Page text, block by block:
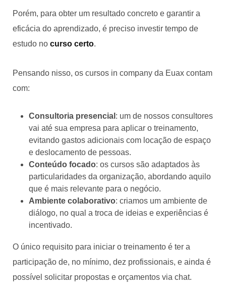
Porém, para obter um resultado concreto e garantir a
eficácia do aprendizado, é preciso investir tempo de
estudo no curso certo.
Pensando nisso, os cursos in company da Euax contam
com:
Consultoria presencial : um de nossos consultores
vai até sua empresa para aplicar o treinamento,
evitando gastos adicionais com locação de espaço
e deslocamento de pessoas.
Conteúdo focado: os cursos são adaptados às
particularidades da organização, abordando aquilo
que é mais relevante para o negócio.
Ambiente colaborativo: criamos um ambiente de
diálogo, no qual a troca de ideias e experiências é
incentivado.
O único requisito para iniciar o treinamento é ter a
participação de, no mínimo, dez profissionais, e ainda é
possível solicitar propostas e orçamentos via chat.